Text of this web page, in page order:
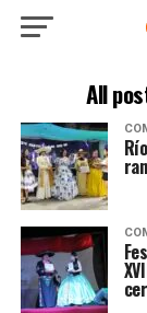
All